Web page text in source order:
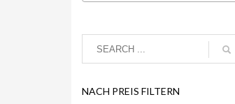
NACH PREIS FILTERN